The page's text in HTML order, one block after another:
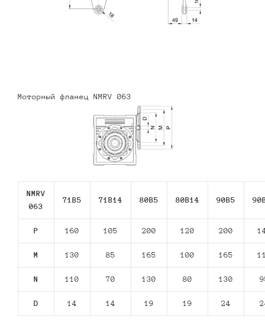
Моторный фланец NMRV 063
NMRV
063
71В5 71В14 80В5 80В14 90В5
P 160 105 200 120 200
M 130 85 165 100 165
N 110 70 130 80 130
D 14 14 19 19 24